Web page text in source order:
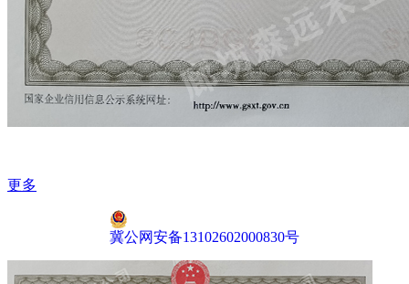
更多
冀公网安备13102602000830号